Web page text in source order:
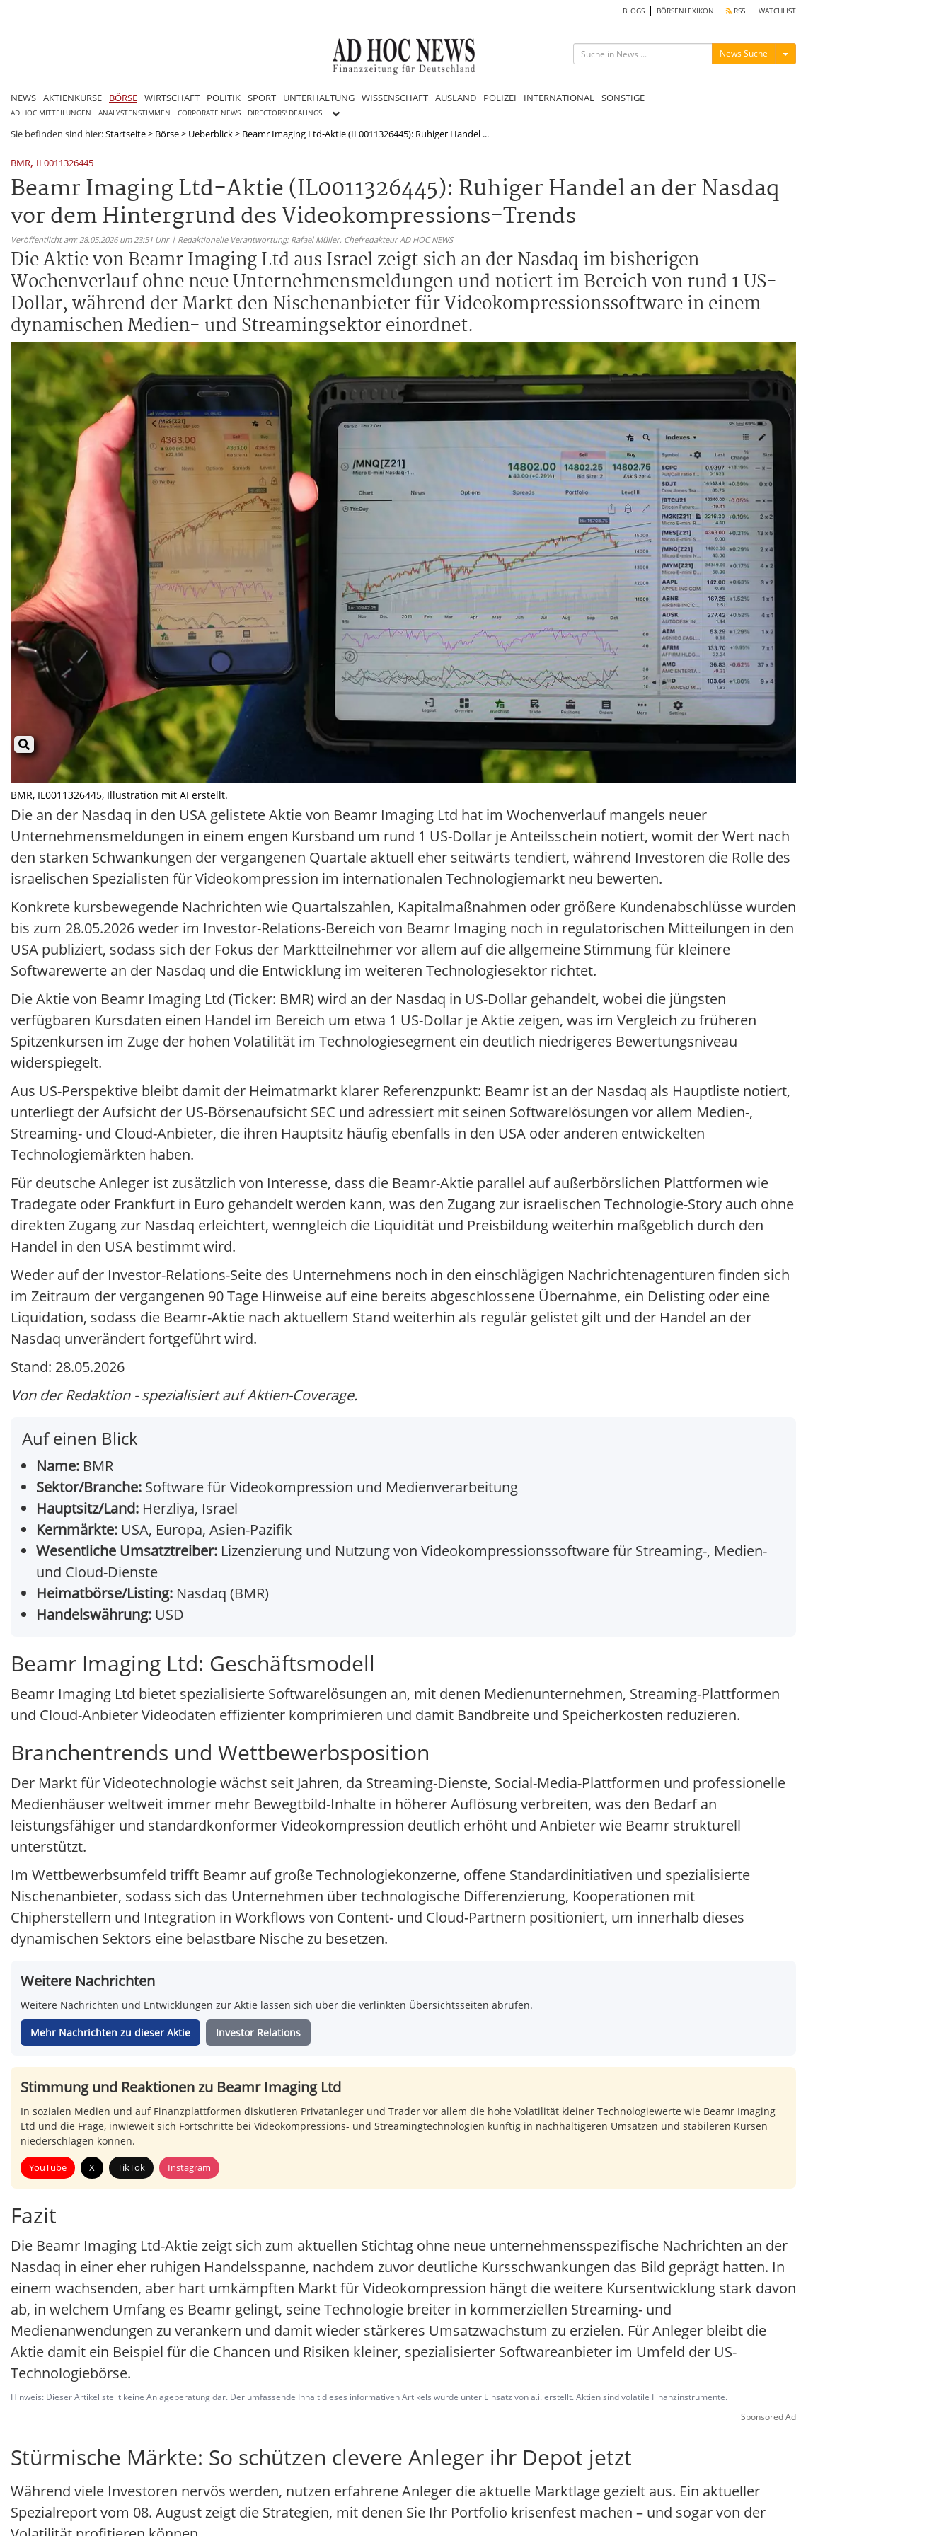
BLOGS BÖRSENLEXIKON RSS WATCHLIST
News Suche Menü ein-/ausblenden
NEWS AKTIENKURSE BÖRSE WIRTSCHAFT POLITIK SPORT UNTERHALTUNG WISSENSCHAFT AUSLAND POLIZEI INTERNATIONAL SONSTIGE
AD HOC MITTEILUNGEN ANALYSTENSTIMMEN CORPORATE NEWS DIRECTORS' DEALINGS
Sie befinden sind hier:Startseite> Börse> Ueberblick> Beamr Imaging Ltd-Aktie (IL0011326445): Ruhiger Handel ...
BMR, IL0011326445
Beamr Imaging Ltd-Aktie (IL0011326445): Ruhiger Handel an der Nasdaq
vor dem Hintergrund des Videokompressions-Trends
Veröffentlicht am: 28.05.2026 um 23:51 Uhr | Redaktionelle Verantwortung: Rafael Müller, Chefredakteur AD HOC NEWS
Die Aktie von Beamr Imaging Ltd aus Israel zeigt sich an der Nasdaq im bisherigen
Wochenverlauf ohne neue Unternehmensmeldungen und notiert im Bereich von rund 1 US-
Dollar, während der Markt den Nischenanbieter für Videokompressionssoftware in einem
dynamischen Medien- und Streamingsektor einordnet.
BMR, IL0011326445, Illustration mit AI erstellt.
Die an der Nasdaq in den USA gelistete Aktie von Beamr Imaging Ltd hat im Wochenverlauf mangels neuer
Unternehmensmeldungen in einem engen Kursband um rund 1 US-Dollar je Anteilsschein notiert, womit der Wert nach
den starken Schwankungen der vergangenen Quartale aktuell eher seitwärts tendiert, während Investoren die Rolle des
israelischen Spezialisten für Videokompression im internationalen Technologiemarkt neu bewerten.
Konkrete kursbewegende Nachrichten wie Quartalszahlen, Kapitalmaßnahmen oder größere Kundenabschlüsse wurden
bis zum 28.05.2026 weder im Investor-Relations-Bereich von Beamr Imaging noch in regulatorischen Mitteilungen in den
USA publiziert, sodass sich der Fokus der Marktteilnehmer vor allem auf die allgemeine Stimmung für kleinere
Softwarewerte an der Nasdaq und die Entwicklung im weiteren Technologiesektor richtet.
Die Aktie von Beamr Imaging Ltd (Ticker: BMR) wird an der Nasdaq in US-Dollar gehandelt, wobei die jüngsten
verfügbaren Kursdaten einen Handel im Bereich um etwa 1 US-Dollar je Aktie zeigen, was im Vergleich zu früheren
Spitzenkursen im Zuge der hohen Volatilität im Technologiesegment ein deutlich niedrigeres Bewertungsniveau
widerspiegelt.
Aus US-Perspektive bleibt damit der Heimatmarkt klarer Referenzpunkt: Beamr ist an der Nasdaq als Hauptliste notiert,
unterliegt der Aufsicht der US-Börsenaufsicht SEC und adressiert mit seinen Softwarelösungen vor allem Medien-,
Streaming- und Cloud-Anbieter, die ihren Hauptsitz häufig ebenfalls in den USA oder anderen entwickelten
Technologiemärkten haben.
Für deutsche Anleger ist zusätzlich von Interesse, dass die Beamr-Aktie parallel auf außerbörslichen Plattformen wie
Tradegate oder Frankfurt in Euro gehandelt werden kann, was den Zugang zur israelischen Technologie-Story auch ohne
direkten Zugang zur Nasdaq erleichtert, wenngleich die Liquidität und Preisbildung weiterhin maßgeblich durch den
Handel in den USA bestimmt wird.
Weder auf der Investor-Relations-Seite des Unternehmens noch in den einschlägigen Nachrichtenagenturen finden sich
im Zeitraum der vergangenen 90 Tage Hinweise auf eine bereits abgeschlossene Übernahme, ein Delisting oder eine
Liquidation, sodass die Beamr-Aktie nach aktuellem Stand weiterhin als regulär gelistet gilt und der Handel an der
Nasdaq unverändert fortgeführt wird.
Stand: 28.05.2026
Von der Redaktion - spezialisiert auf Aktien-Coverage.
Auf einen Blick
Name: BMR
Sektor/Branche: Software für Videokompression und Medienverarbeitung
Hauptsitz/Land: Herzliya, Israel
Kernmärkte: USA, Europa, Asien-Pazifik
Wesentliche Umsatztreiber: Lizenzierung und Nutzung von Videokompressionssoftware für Streaming-, Medien-
und Cloud-Dienste
Heimatbörse/Listing: Nasdaq (BMR)
Handelswährung: USD
Beamr Imaging Ltd: Geschäftsmodell
Beamr Imaging Ltd bietet spezialisierte Softwarelösungen an, mit denen Medienunternehmen, Streaming-Plattformen
und Cloud-Anbieter Videodaten effizienter komprimieren und damit Bandbreite und Speicherkosten reduzieren.
Branchentrends und Wettbewerbsposition
Der Markt für Videotechnologie wächst seit Jahren, da Streaming-Dienste, Social-Media-Plattformen und professionelle
Medienhäuser weltweit immer mehr Bewegtbild-Inhalte in höherer Auflösung verbreiten, was den Bedarf an
leistungsfähiger und standardkonformer Videokompression deutlich erhöht und Anbieter wie Beamr strukturell
unterstützt.
Im Wettbewerbsumfeld trifft Beamr auf große Technologiekonzerne, offene Standardinitiativen und spezialisierte
Nischenanbieter, sodass sich das Unternehmen über technologische Differenzierung, Kooperationen mit
Chipherstellern und Integration in Workflows von Content- und Cloud-Partnern positioniert, um innerhalb dieses
dynamischen Sektors eine belastbare Nische zu besetzen.
Weitere Nachrichten
Weitere Nachrichten und Entwicklungen zur Aktie lassen sich über die verlinkten Übersichtsseiten abrufen.
Mehr Nachrichten zu dieser Aktie Investor Relations
Stimmung und Reaktionen zu Beamr Imaging Ltd
In sozialen Medien und auf Finanzplattformen diskutieren Privatanleger und Trader vor allem die hohe Volatilität kleiner Technologiewerte wie Beamr Imaging
Ltd und die Frage, inwieweit sich Fortschritte bei Videokompressions- und Streamingtechnologien künftig in nachhaltigeren Umsätzen und stabileren Kursen
niederschlagen können.
YouTube X TikTok Instagram
Fazit
Die Beamr Imaging Ltd-Aktie zeigt sich zum aktuellen Stichtag ohne neue unternehmensspezifische Nachrichten an der
Nasdaq in einer eher ruhigen Handelsspanne, nachdem zuvor deutliche Kursschwankungen das Bild geprägt hatten. In
einem wachsenden, aber hart umkämpften Markt für Videokompression hängt die weitere Kursentwicklung stark davon
ab, in welchem Umfang es Beamr gelingt, seine Technologie breiter in kommerziellen Streaming- und
Medienanwendungen zu verankern und damit wieder stärkeres Umsatzwachstum zu erzielen. Für Anleger bleibt die
Aktie damit ein Beispiel für die Chancen und Risiken kleiner, spezialisierter Softwareanbieter im Umfeld der US-
Technologiebörse.
Hinweis: Dieser Artikel stellt keine Anlageberatung dar. Der umfassende Inhalt dieses informativen Artikels wurde unter Einsatz von a.i. erstellt. Aktien sind volatile Finanzinstrumente.
Sponsored Ad
Stürmische Märkte: So schützen clevere Anleger ihr Depot jetzt
Während viele Investoren nervös werden, nutzen erfahrene Anleger die aktuelle Marktlage gezielt aus. Ein aktueller
Spezialreport vom 08. August zeigt die Strategien, mit denen Sie Ihr Portfolio krisenfest machen – und sogar von der